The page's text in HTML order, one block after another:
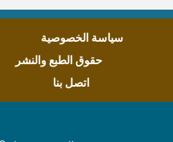
سياسة الخصوصية
حقوق الطبع والنشر
اتصل بنا